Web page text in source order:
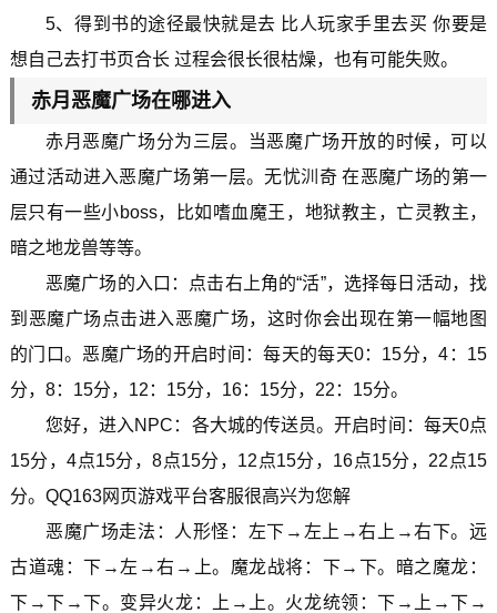
5、得到书的途径最快就是去 比人玩家手里去买 你要是
想自己去打书页合长 过程会很长很枯燥，也有可能失败。
赤月恶魔广场在哪进入
赤月恶魔广场分为三层。当恶魔广场开放的时候，可以
通过活动进入恶魔广场第一层。无忧汌奇 在恶魔广场的第一
层只有一些小boss，比如嗜血魔王，地狱教主，亡灵教主，
暗之地龙兽等等。
恶魔广场的入口：点击右上角的“活”，选择每日活动，找
到恶魔广场点击进入恶魔广场，这时你会出现在第一幅地图
的门口。恶魔广场的开启时间：每天的每天0：15分，4：15
分，8：15分，12：15分，16：15分，22：15分。
您好，进入NPC：各大城的传送员。开启时间：每天0点
15分，4点15分，8点15分，12点15分，16点15分，22点15
分。QQ163网页游戏平台客服很高兴为您解
恶魔广场走法：人形怪：左下→左上→右上→右下。远
古道魂：下→左→右→上。魔龙战将：下→下。暗之魔龙：
下→下→下。变异火龙：上→上。火龙统领：下→上→下→